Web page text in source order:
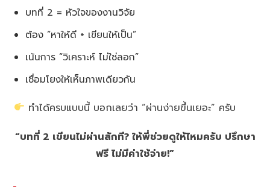
บทที่ 2 = หัวใจของงานวิจัย
ต้อง “หาให้ดี + เขียนให้เป็น”
เน้นการ “วิเคราะห์ ไม่ใช่ลอก”
เชื่อมโยงให้เห็นภาพเดียวกัน
ทำได้ครบแบบนี้ บอกเลยว่า “ผ่านง่ายขึ้นเยอะ” ครับ
“บทที่ 2 เขียนไม่ผ่านสักที? ให้พี่ช่วยดูให้ไหมครับ ปรึกษา
ฟรี ไม่มีค่าใช้จ่าย!”